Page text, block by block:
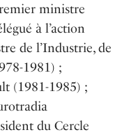
ministre
à l’action
de l’Industrie, de
1981) ;
(1981-1985) ;
du Cercle